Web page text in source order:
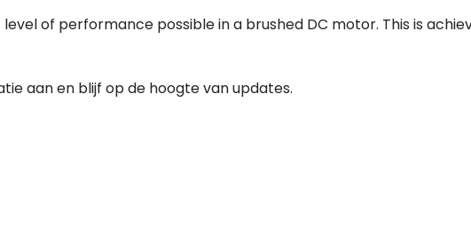
of performance possible in a brushed DC motor. This is
aan en blijf op de hoogte van updates.